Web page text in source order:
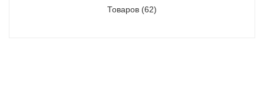
Товаров (62)